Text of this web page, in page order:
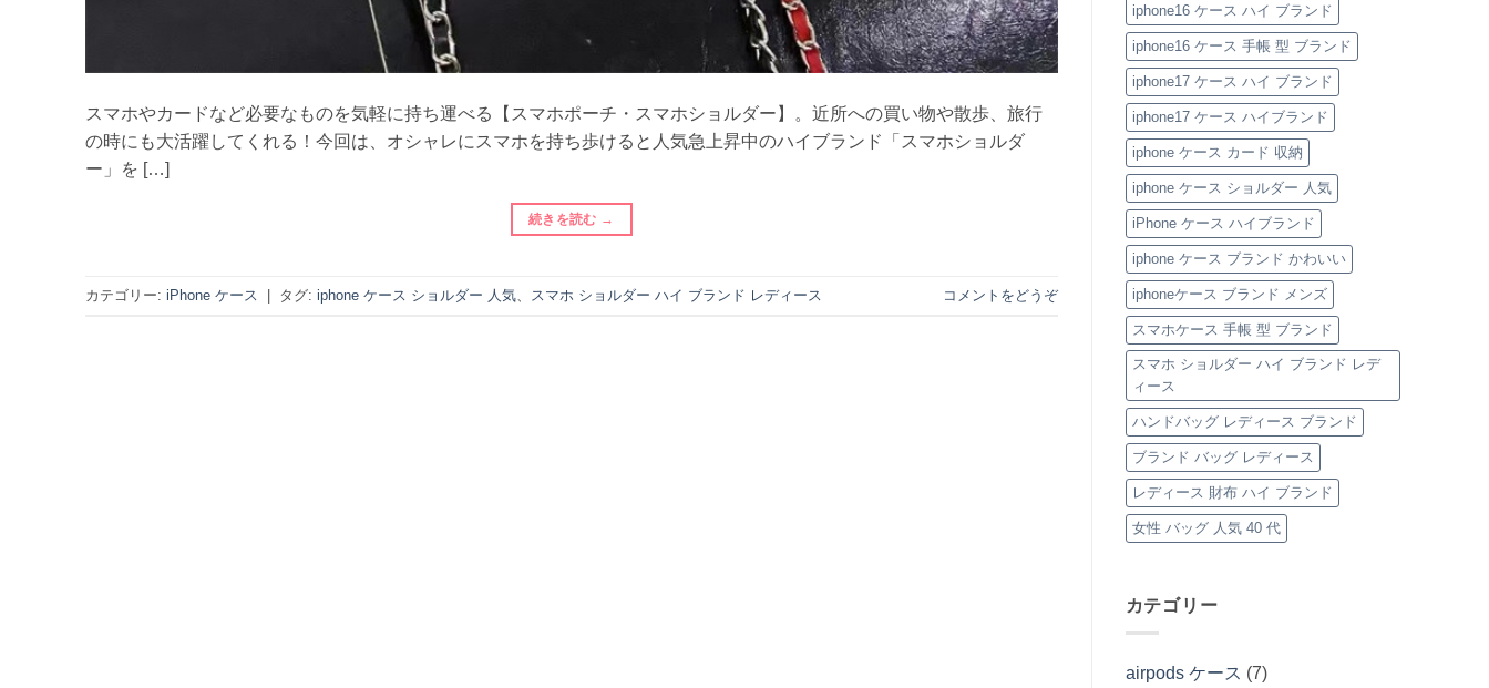
スマホやカードなど必要なものを気軽に持ち運べる【スマホポーチ・スマホショルダー】。近所への買い物や散歩、旅行
の時にも大活躍してくれる！今回は、オシャレにスマホを持ち歩けると人気急上昇中のハイブランド「スマホショルダ
ー」を […]
続きを読む →
カテゴリー: iPhone ケース | タグ: iphone ケース ショルダー 人気 スマホ ショルダー ハイ ブランド レディース コメントをどうぞ
ケ
ー
ス」
特
集
へ
の
モ
ノ
グ
ラ
ム
柄
手
帳
型
ケ
ー
ス
特
集
へ
の
iphone16 ケース ハイ ブランド
iphone16 ケース 手帳 型 ブランド
iphone17 ケース ハイ ブランド
iphone17 ケース ハイブランド
iphone ケース カード 収納
iphone ケース ショルダー 人気
iPhone ケース ハイブランド
iphone ケース ブランド かわいい
iphoneケース ブランド メンズ
スマホケース 手帳 型 ブランド
スマホ ショルダー ハイ ブランド レデ
ィース
ハンドバッグ レディース ブランド
ブランド バッグ レディース
レディース 財布 ハイ ブランド
女性 バッグ 人気 40 代
カテゴリー
airpods ケース (7)